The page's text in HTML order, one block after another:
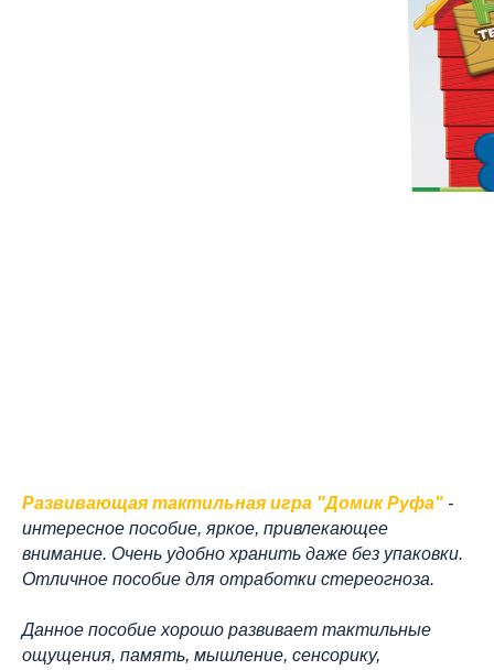
Развивающая тактильная игра "Домик Руфа" -
интересное пособие, яркое, привлекающее
внимание. Очень удобно хранить даже без упаковки.
Отличное пособие для отработки стереогноза.
Данное пособие хорошо развивает тактильные
ощущения, память, мышление, сенсорику,